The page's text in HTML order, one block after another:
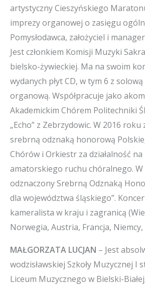
artystyczny Cieszyńskiego
imprezy organowej o zasięgu
Pomysłodawca, założyciel i
Jest członkiem Komisji Muzyki
bielsko-żywieckiej. Ma na swoim
wydanych płyt CD, w tym 6 z
organową. Współpracuje jako
Akademickim Chórem Politechniki
„Echo” z Zebrzydowic. W 2016 roku
srebrną odznaką honorową
Chórów i Orkiestr za działalność na
amatorskiego ruchu chóralnego.
odznaczony Srebrną Odznaką
dla województwa śląskiego”.
kameralista w kraju i zagranicą
Norwegia, Austria, Francja, Niemcy,
MAŁGORZATA LUCJAN – Jest
wodzisławskiej Szkoły Muzycznej I
Liceum Muzycznego w Bielski-